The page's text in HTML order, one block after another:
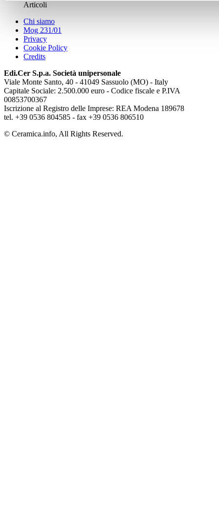
Articoli
Chi siamo
Mog 231/01
Privacy
Cookie Policy
Credits
Edi.Cer S.p.a. Società unipersonale
Viale Monte Santo, 40 - 41049 Sassuolo (MO) - Italy
Capitale Sociale: 2.500.000 euro - Codice fiscale e P.IVA
00853700367
Iscrizione al Registro delle Imprese: REA Modena 189678
tel. +39 0536 804585 - fax +39 0536 806510
© Ceramica.info, All Rights Reserved.